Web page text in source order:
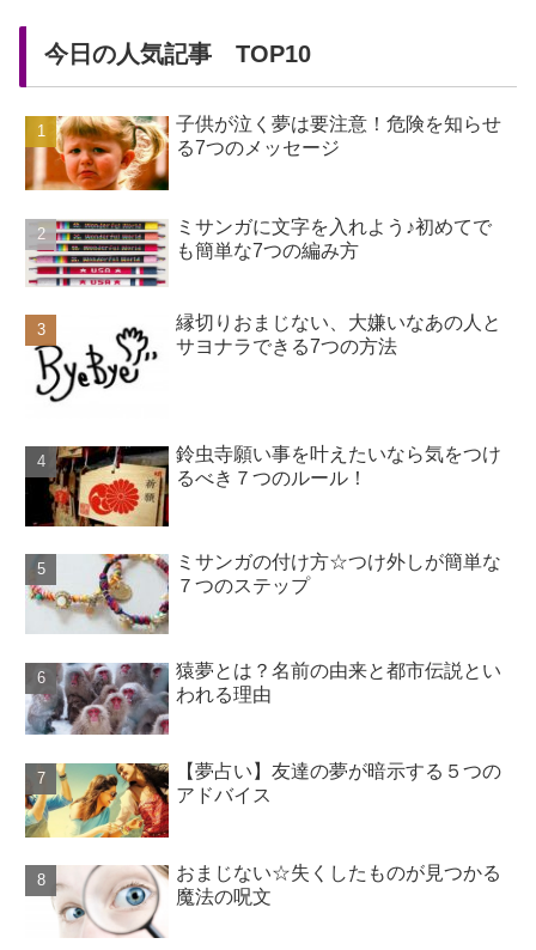
今日の人気記事 TOP10
子供が泣く夢は要注意！危険を知らせ
る7つのメッセージ
ミサンガに文字を入れよう♪初めてで
も簡単な7つの編み方
縁切りおまじない、大嫌いなあの人と
サヨナラできる7つの方法
鈴虫寺願い事を叶えたいなら気をつけ
るべき７つのルール！
ミサンガの付け方☆つけ外しが簡単な
７つのステップ
猿夢とは？名前の由来と都市伝説とい
われる理由
【夢占い】友達の夢が暗示する５つの
アドバイス
おまじない☆失くしたものが見つかる
魔法の呪文